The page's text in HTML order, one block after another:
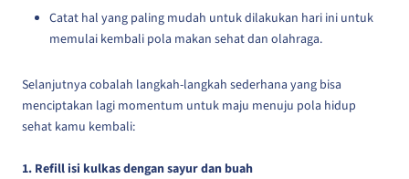
Catat hal yang paling mudah untuk dilakukan hari ini untuk
memulai kembali pola makan sehat dan olahraga.
Selanjutnya cobalah langkah-langkah sederhana yang bisa
menciptakan lagi momentum untuk maju menuju pola hidup
sehat kamu kembali:
1. Refill isi kulkas dengan sayur dan buah